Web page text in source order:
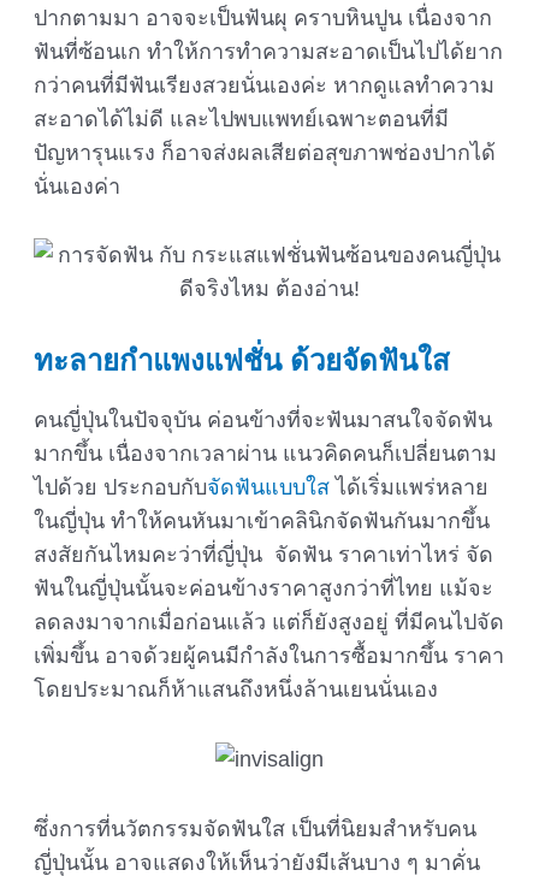
ปากตามมา อาจจะเป็นฟันผุ คราบหินปูน เนื่องจาก
ฟันที่ซ้อนเก ทำให้การทำความสะอาดเป็นไปได้ยาก
กว่าคนที่มีฟันเรียงสวยนั่นเองค่ะ หากดูแลทำความ
สะอาดได้ไม่ดี และไปพบแพทย์เฉพาะตอนที่มี
ปัญหารุนแรง ก็อาจส่งผลเสียต่อสุขภาพช่องปากได้
นั่นเองค่า
ทะลายกำแพงแฟชั่น ด้วยจัดฟันใส
คนญี่ปุ่นในปัจจุบัน ค่อนข้างที่จะฟันมาสนใจจัดฟัน
มากขึ้น เนื่องจากเวลาผ่าน แนวคิดคนก็เปลี่ยนตาม
ไปด้วย ประกอบกับจัดฟันแบบใสได้เริ่มแพร่หลาย
ในญี่ปุ่น ทำให้คนหันมาเข้าคลินิกจัดฟันกันมากขึ้น
สงสัยกันไหมคะว่าที่ญี่ปุ่น จัดฟัน ราคาเท่าไหร่ จัด
ฟันในญี่ปุ่นนั้นจะค่อนข้างราคาสูงกว่าที่ไทย แม้จะ
ลดลงมาจากเมื่อก่อนแล้ว แต่ก็ยังสูงอยู่ ที่มีคนไปจัด
เพิ่มขึ้น อาจด้วยผู้คนมีกำลังในการซื้อมากขึ้น ราคา
โดยประมาณก็ห้าแสนถึงหนึ่งล้านเยนนั่นเอง
ซึ่งการที่นวัตกรรมจัดฟันใส เป็นที่นิยมสำหรับคน
ญี่ปุ่นนั้น อาจแสดงให้เห็นว่ายังมีเส้นบาง ๆ มาคั่น